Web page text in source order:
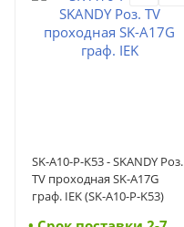
SK-A10-P-K53 - SKANDY Роз.
TV проходная SK-A17G
граф. IEK (SK-A10-P-K53)